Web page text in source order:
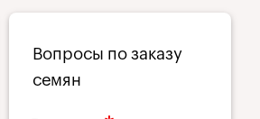
Вопросы по заказу
семян